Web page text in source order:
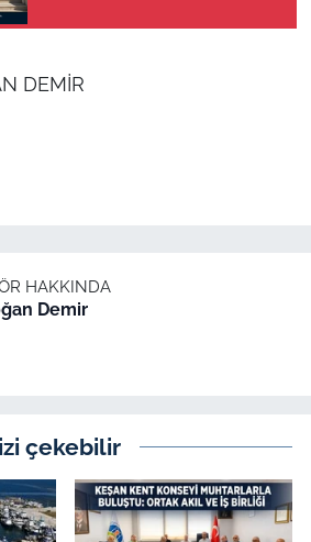
DEMİR
HAKKINDA
Demir
çekebilir